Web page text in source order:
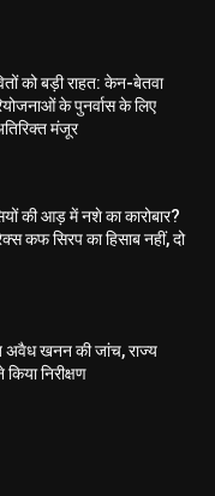
को बड़ी राहत: केन-बेतवा
के पुनर्वास के लिए
मंजूर
की आड़ में नशे का कारोबार?
कफ सिरप का हिसाब नहीं, दो
अवैध खनन की जांच, राज्य
निरीक्षण